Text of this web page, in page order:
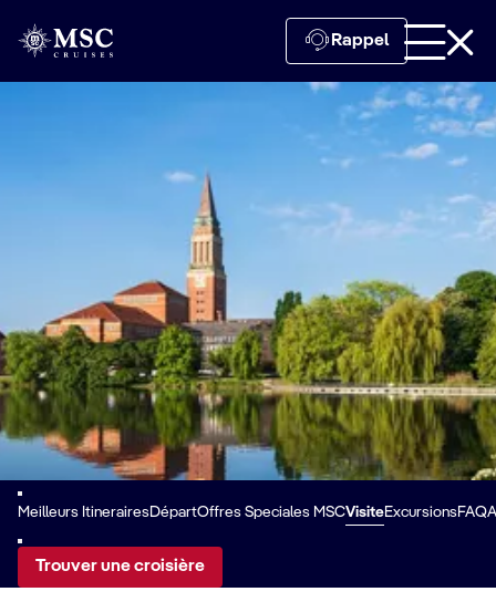
Rappel
Meilleurs ItinerairesDépartOffres Speciales MSCVisiteExcursionsFAQ
Trouver une croisière